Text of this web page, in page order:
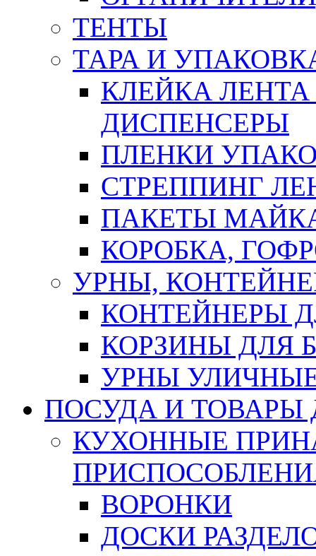
ТЕНТЫ
ТАРА И
КЛЕЙКА
ДИСПЕНСЕРЫ
ПЛЕНКИ
СТРЕППИНГ
ПАКЕТЫ
КОРОБКА,
УРНЫ,
КОНТЕЙНЕРЫ
КОРЗИНЫ ДЛЯ
УРНЫ
ПОСУДА И ТОВАРЫ
КУХОННЫЕ
ВОРОНКИ
ДОСКИ